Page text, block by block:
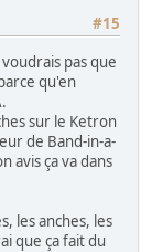
#15
pas que
qu'en
sur le Ketron
de Band-in-a-
avis ça va dans
les anches, les
que ça fait du